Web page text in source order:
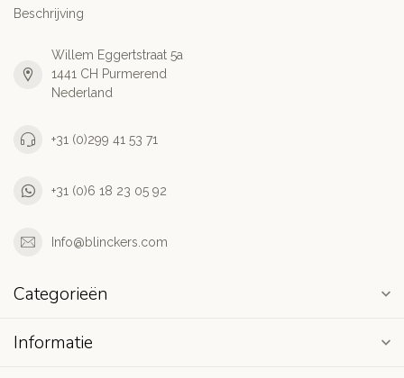
Beschrijving
Willem Eggertstraat 5a
1441 CH Purmerend
Nederland
+31 (0)299 41 53 71
+31 (0)6 18 23 05 92
Info@blinckers.com
Categorieën
Informatie